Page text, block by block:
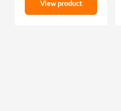
View product